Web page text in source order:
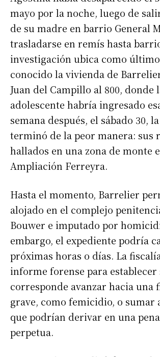
mayo por la noche, luego de
de su madre en barrio General
trasladarse en remís hasta
investigación ubica como
conocido la vivienda de
Juan del Campillo al 800, donde
adolescente habría ingresado
semana después, el sábado 30,
terminó de la peor manera: sus
hallados en una zona de monte
Ampliación Ferreyra.
Hasta el momento, Barrelier
alojado en el complejo
Bouwer e imputado por
embargo, el expediente podría
próximas horas o días. La
informe forense para establecer
corresponde avanzar hacia una
grave, como femicidio, o sumar
que podrían derivar en una
perpetua.